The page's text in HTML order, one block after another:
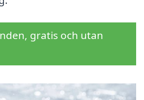
gratis och utan